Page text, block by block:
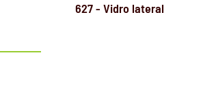
627 - Vidro lateral